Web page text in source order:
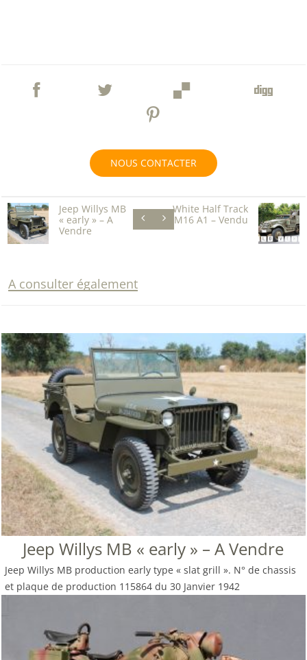
NOUS CONTACTER
Jeep Willys MB
« early » – A
Vendre
White Half Track
M16 A1 – Vendu
A consulter également
Jeep Willys MB « early » – A Vendre
Jeep Willys MB production early type « slat grill ». N° de chassis
et plaque de production 115864 du 30 Janvier 1942